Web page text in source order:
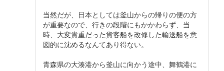
当然だが、日本としては釜山からの帰りの便の方
が重要なので、行きの段階にもかかわらず、当
時、大変貴重だった貨客船を改修した輸送船を意
図的に沈めるなんてあり得ない。
青森県の大湊港から釜山に向かう途中、舞鶴港に